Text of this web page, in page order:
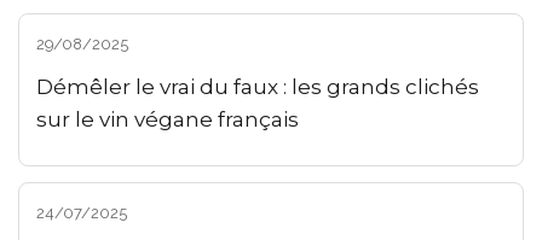
29/08/2025
Démêler le vrai du faux : les grands clichés
sur le vin végane français
24/07/2025